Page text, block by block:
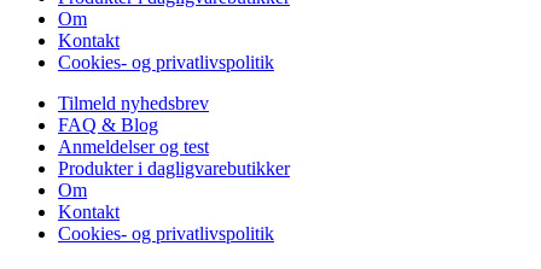
Om
Kontakt
Cookies- og privatlivspolitik
Tilmeld nyhedsbrev
FAQ & Blog
Anmeldelser og test
Produkter i dagligvarebutikker
Om
Kontakt
Cookies- og privatlivspolitik